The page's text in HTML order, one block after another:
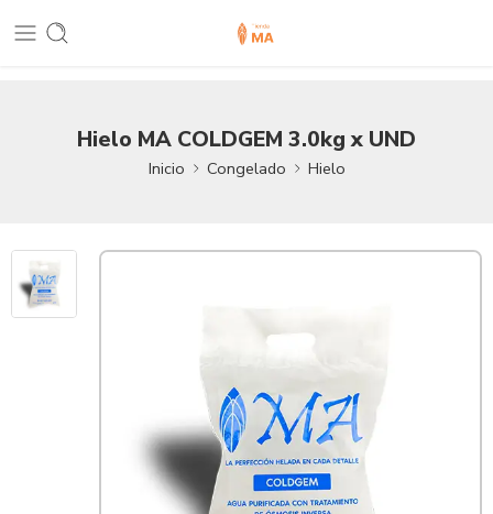
Hielo MA COLDGEM 3.0kg x UND
Inicio Congelado Hielo